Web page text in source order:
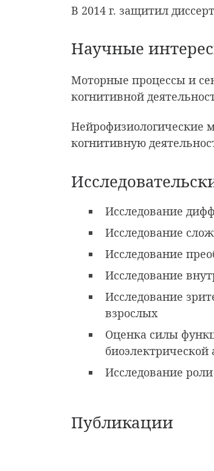
В 2014 г. защитил
Научные
Моторные процессы и
когнитивной
Нейрофизиологические
когнитивную
Исследование
Исследование
Исследование
Исследование
Исследование
взрослых
Оценка силы
Исследование
Публикации